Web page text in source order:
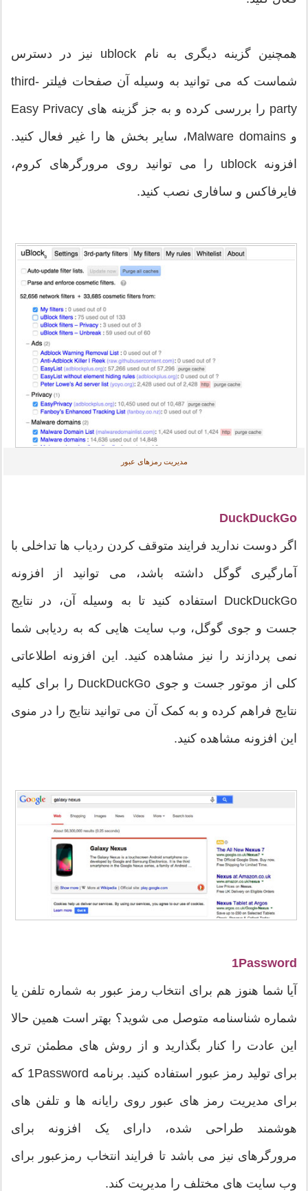
همچنین گزینه دیگری به نام ublock نیز در دسترس
شماست که می توانید به وسیله آن صفحات فیلتر third-
party را بررسی کرده و به جز گزینه های Easy Privacy
و Malware domains، سایر بخش ها را غیر فعال کنید.
افزونه ublock را می توانید روی مرورگرهای کروم،
فایرفاکس و سافاری نصب کنید.
مدیریت رمزهای عبور
DuckDuckGo
اگر دوست ندارید فرایند متوقف کردن ردیاب ها تداخلی با
آمارگیری گوگل داشته باشد، می توانید از افزونه
DuckDuckGo استفاده کنید تا به وسیله آن، در نتایج
جست و جوی گوگل، وب سایت هایی که به ردیابی شما
نمی پردازند را نیز مشاهده کنید. این افزونه اطلاعاتی
کلی از موتور جست و جوی DuckDuckGo را برای کلیه
نتایج فراهم کرده و به کمک آن می توانید نتایج را در منوی
این افزونه مشاهده کنید.
1Password
آیا شما هنوز هم برای انتخاب رمز عبور به شماره تلفن یا
شماره شناسنامه متوصل می شوید؟ بهتر است همین حالا
این عادت را کنار بگذارید و از روش های مطمئن تری
برای تولید رمز عبور استفاده کنید. برنامه 1Password که
برای مدیریت رمز های عبور روی رایانه ها و تلفن های
هوشمند طراحی شده، دارای یک افزونه برای
مرورگرهای نیز می باشد تا فرایند انتخاب رمزعبور برای
وب سایت های مختلف را مدیریت کند.